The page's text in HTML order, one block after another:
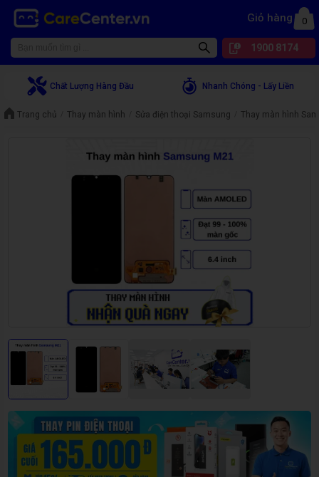
Giỏ hàng 0
1900 8174
Chất Lượng Hàng Đầu Nhanh Chóng - Lấy Liền
Trang chủ Thay màn hình Sửa điện thoại Samsung Thay màn hình